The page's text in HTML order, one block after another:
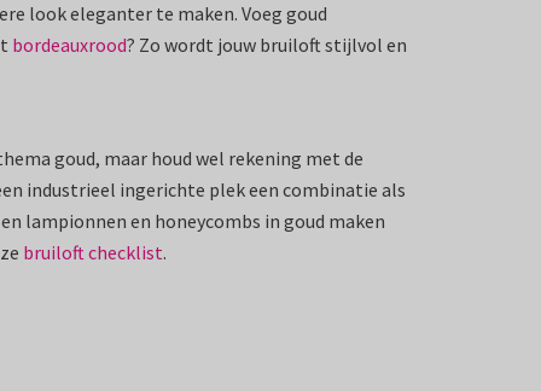
look eleganter te maken. Voeg goud
bordeauxrood? Zo wordt jouw bruiloft stijlvol en
goud, maar houd wel rekening met de
industrieel ingerichte plek een combinatie als
lampionnen en honeycombs in goud maken
bruiloft checklist.